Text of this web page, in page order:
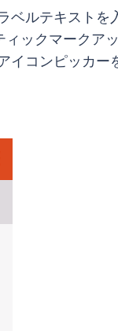
ベルテキストを
ックマークア
イコンピッカー